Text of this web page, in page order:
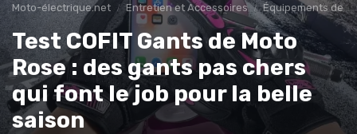
Moto-électrique.net Entretien et Accessoires Équipements de
Test COFIT Gants de Moto
Rose : des gants pas chers
qui font le job pour la belle
saison